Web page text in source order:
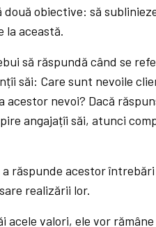
obiective: să
la această.
să răspundă când se
săi: Care sunt nevoile
nevoi? Dacă
angajațîi săi, atunci
răspunde acestor întrebări
realizării lor.
valori, ele vor